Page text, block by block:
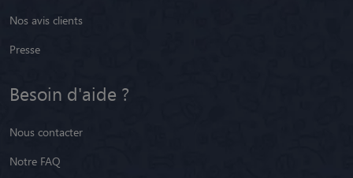
Nos avis clients
Presse
Besoin d'aide ?
Nous contacter
Notre FAQ